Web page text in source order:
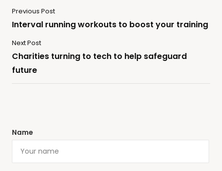
Previous Post
Interval running workouts to boost your training
Next Post
Charities turning to tech to help safeguard
future
Name